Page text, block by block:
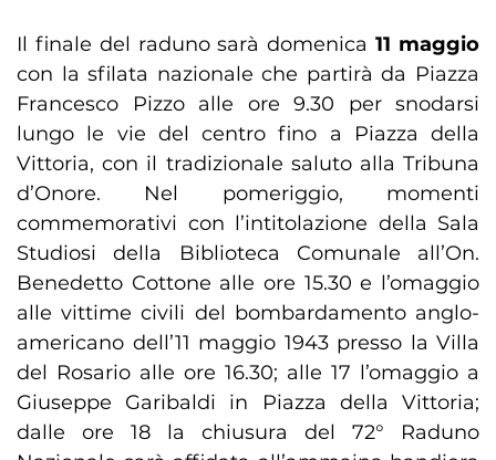
Il finale del raduno sarà domenica11 maggio
con la sfilata nazionale che partirà da Piazza
Francesco Pizzo alle ore 9.30 per snodarsi
lungo le vie del centro fino a Piazza della
Vittoria, con il tradizionale saluto alla Tribuna
d’Onore. Nel pomeriggio, momenti
commemorativi con l’intitolazione della Sala
Studiosi della Biblioteca Comunale all’On.
Benedetto Cottone alle ore 15.30 e l’omaggio
alle vittime civili del bombardamento anglo-
americano dell’11 maggio 1943 presso la Villa
del Rosario alle ore 16.30; alle 17 l’omaggio a
Giuseppe Garibaldi in Piazza della Vittoria;
dalle ore 18 la chiusura del 72° Raduno